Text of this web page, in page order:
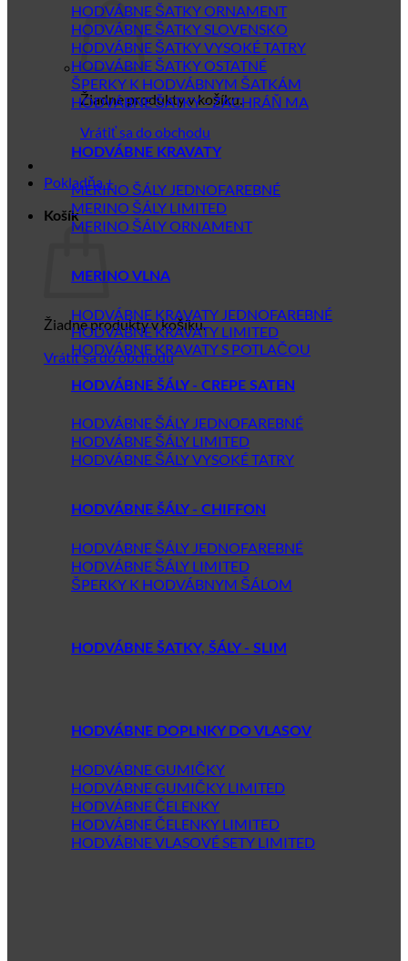
Žiadne produkty v košíku.
Vrátiť sa do obchodu
Pokladňa +
Košík
Žiadne produkty v košíku.
Vrátiť sa do obchodu
HODVÁBNE ŠATKY ORNAMENT
HODVÁBNE ŠATKY SLOVENSKO
HODVÁBNE ŠATKY VYSOKÉ TATRY
HODVÁBNE ŠATKY OSTATNÉ
ŠPERKY K HODVÁBNYM ŠATKÁM
HODVÁBNE ŠATKY - ZACHRÁŇ MA
HODVÁBNE KRAVATY
MERINO ŠÁLY JEDNOFAREBNÉ
MERINO ŠÁLY LIMITED
MERINO ŠÁLY ORNAMENT
MERINO VLNA
HODVÁBNE KRAVATY JEDNOFAREBNÉ
HODVÁBNE KRAVATY LIMITED
HODVÁBNE KRAVATY S POTLAČOU
HODVÁBNE ŠÁLY - CREPE SATEN
HODVÁBNE ŠÁLY JEDNOFAREBNÉ
HODVÁBNE ŠÁLY LIMITED
HODVÁBNE ŠÁLY VYSOKÉ TATRY
HODVÁBNE ŠÁLY - CHIFFON
HODVÁBNE ŠÁLY JEDNOFAREBNÉ
HODVÁBNE ŠÁLY LIMITED
ŠPERKY K HODVÁBNYM ŠÁLOM
HODVÁBNE ŠATKY, ŠÁLY - SLIM
HODVÁBNE DOPLNKY DO VLASOV
HODVÁBNE GUMIČKY
HODVÁBNE GUMIČKY LIMITED
HODVÁBNE ČELENKY
HODVÁBNE ČELENKY LIMITED
HODVÁBNE VLASOVÉ SETY LIMITED